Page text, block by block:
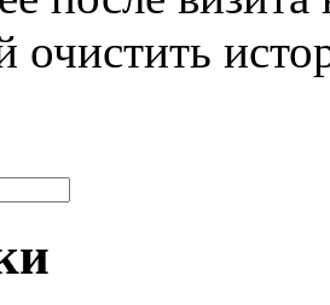
очистить